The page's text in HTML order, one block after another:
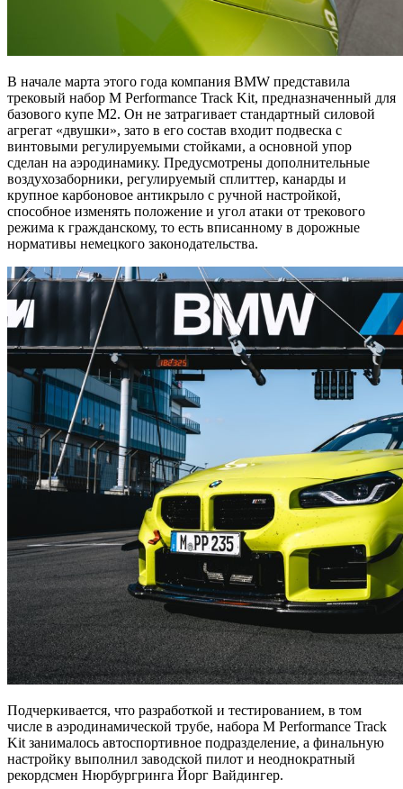
В начале марта этого года компания BMW представила
трековый набор M Performance Track Kit, предназначенный для
базового купе M2. Он не затрагивает стандартный силовой
агрегат «двушки», зато в его состав входит подвеска с
винтовыми регулируемыми стойками, а основной упор
сделан на аэродинамику. Предусмотрены дополнительные
воздухозаборники, регулируемый сплиттер, канарды и
крупное карбоновое антикрыло с ручной настройкой,
способное изменять положение и угол атаки от трекового
режима к гражданскому, то есть вписанному в дорожные
нормативы немецкого законодательства.
Подчеркивается, что разработкой и тестированием, в том
числе в аэродинамической трубе, набора M Performance Track
Kit занималось автоспортивное подразделение, а финальную
настройку выполнил заводской пилот и неоднократный
рекордсмен Нюрбургринга Йорг Вайдингер.